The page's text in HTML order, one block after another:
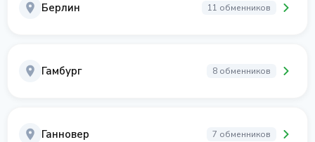
Берлин 11 обменников
Гамбург 8 обменников
Ганновер 7 обменников